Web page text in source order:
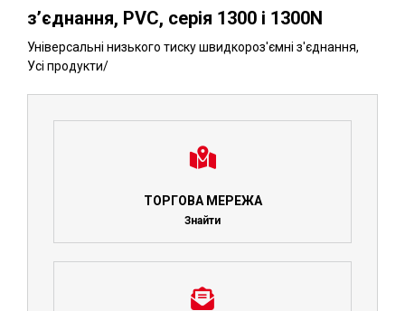
з’єднання, PVC, серія 1300 і 1300N
Універсальні низького тиску швидкороз'ємні з'єднання,
Усі продукти/
ТОРГОВА МЕРЕЖА
Знайти